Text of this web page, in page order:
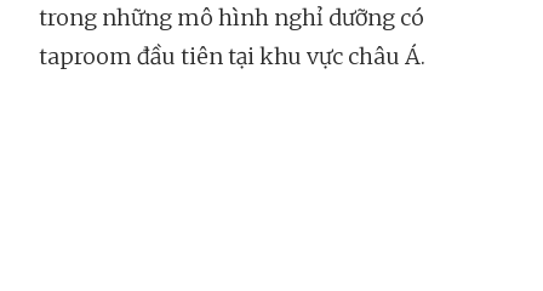
trong những mô hình nghỉ dưỡng có
taproom đầu tiên tại khu vực châu Á.